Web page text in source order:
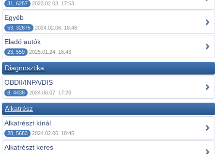
31, 6257 2023.02.03. 17:53
Egyéb
53, 32875 2024.02.06. 18:48
Eladó autók
23, 559 2025.01.24. 16:43
Diagnosztika
OBDII/INPA/DIS
8, 4438 2024.06.07. 17:26
Alkatrész
Alkatrészt kínál
28, 5683 2024.02.06. 18:45
Alkatrészt keres